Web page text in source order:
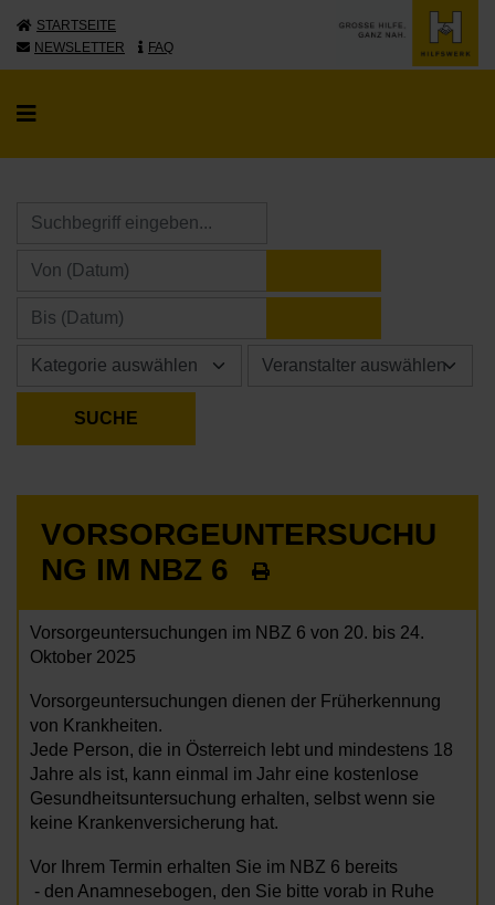
STARTSEITE
NEWSLETTER
FAQ
VORSORGEUNTERSUCHU
NG IM NBZ 6
Vorsorgeuntersuchungen im NBZ 6 von 20. bis 24.
Oktober 2025
Vorsorgeuntersuchungen dienen der Früherkennung
von Krankheiten.
Jede Person, die in Österreich lebt und mindestens 18
Jahre als ist, kann einmal im Jahr eine kostenlose
Gesundheitsuntersuchung erhalten, selbst wenn sie
keine Krankenversicherung hat.
Vor Ihrem Termin erhalten Sie im NBZ 6 bereits
- den Anamnesebogen, den Sie bitte vorab in Ruhe